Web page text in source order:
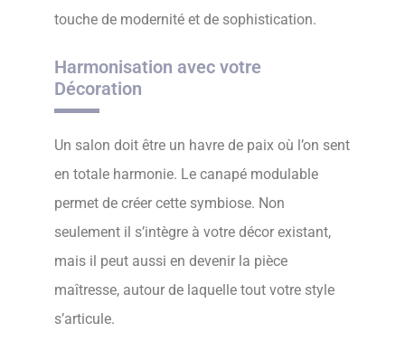
touche de modernité et de sophistication.
Harmonisation avec votre
Décoration
Un salon doit être un havre de paix où l’on sent
en totale harmonie. Le canapé modulable
permet de créer cette symbiose. Non
seulement il s’intègre à votre décor existant,
mais il peut aussi en devenir la pièce
maîtresse, autour de laquelle tout votre style
s’articule.